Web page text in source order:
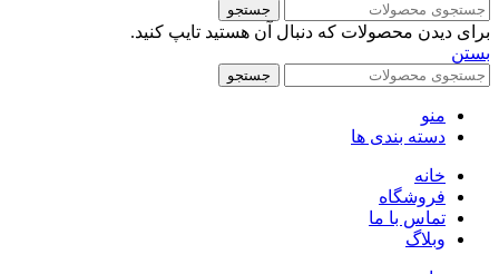
جستجو
برای دیدن محصولات که دنبال آن هستید تایپ کنید.
بستن
جستجو
منو
دسته بندی ها
خانه
فروشگاه
تماس با ما
وبلاگ